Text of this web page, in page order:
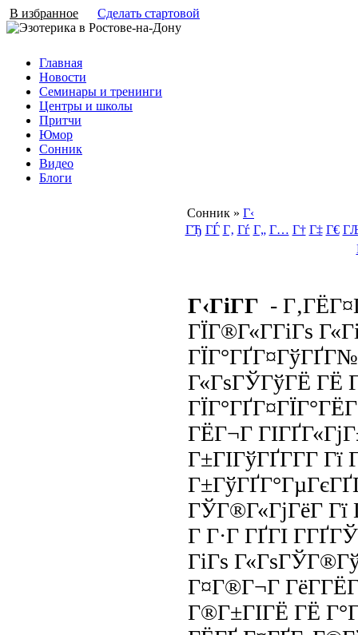
В избранное Сделать стартовой
Главная
Новости
Семинары и тренинги
Центры и школы
Притчи
Юмор
Сонник
Видео
Блоги
Сонник » Г‹
ГЂ ГЃ Г‚ Гѓ Г„ Г… Г† Г‡ Г€
Г‹ГіГ­Г -
ГЇГ®Г«Г­ГіГѕ
Г«ГѕГЎГўГЁ ГЁ
ГЁГ¬Г
Г±ГІГўГҐГ­Г­Г Гї
ГЎГ®Г«ГјГёГ
Г Г·Г ГҐГІ
ГіГѕ
Г¤Г®Г¬Г
Г®Г±ГІГЁ ГЁ